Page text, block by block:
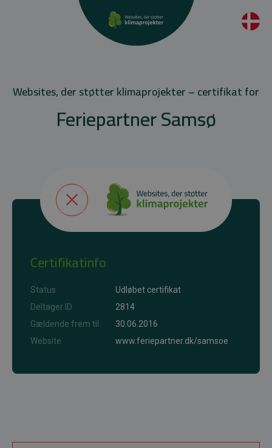
Websites, der støtter klimaprojekter – certifikat for
Feriepartner Samsø
Certifikatinfo
Status
Udløbet certifikat
Deltager ID
2814
Gældende frem til
30.06.2016
Website
www.feriepartner.dk/samsoe